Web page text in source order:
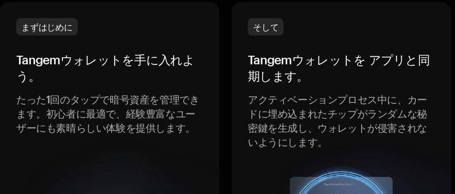
まずはじめに
Tangemウォレットを手に入れよ
う。
たった1回のタップで暗号資産を管理でき
ます。初心者に最適で、経験豊富なユー
ザーにも素晴らしい体験を提供します。
そして
Tangemウォレットを アプリと同
期します。
アクティベーションプロセス中に、カー
ドに埋め込まれたチップがランダムな秘
密鍵を生成し、ウォレットが侵害されな
いようにします。